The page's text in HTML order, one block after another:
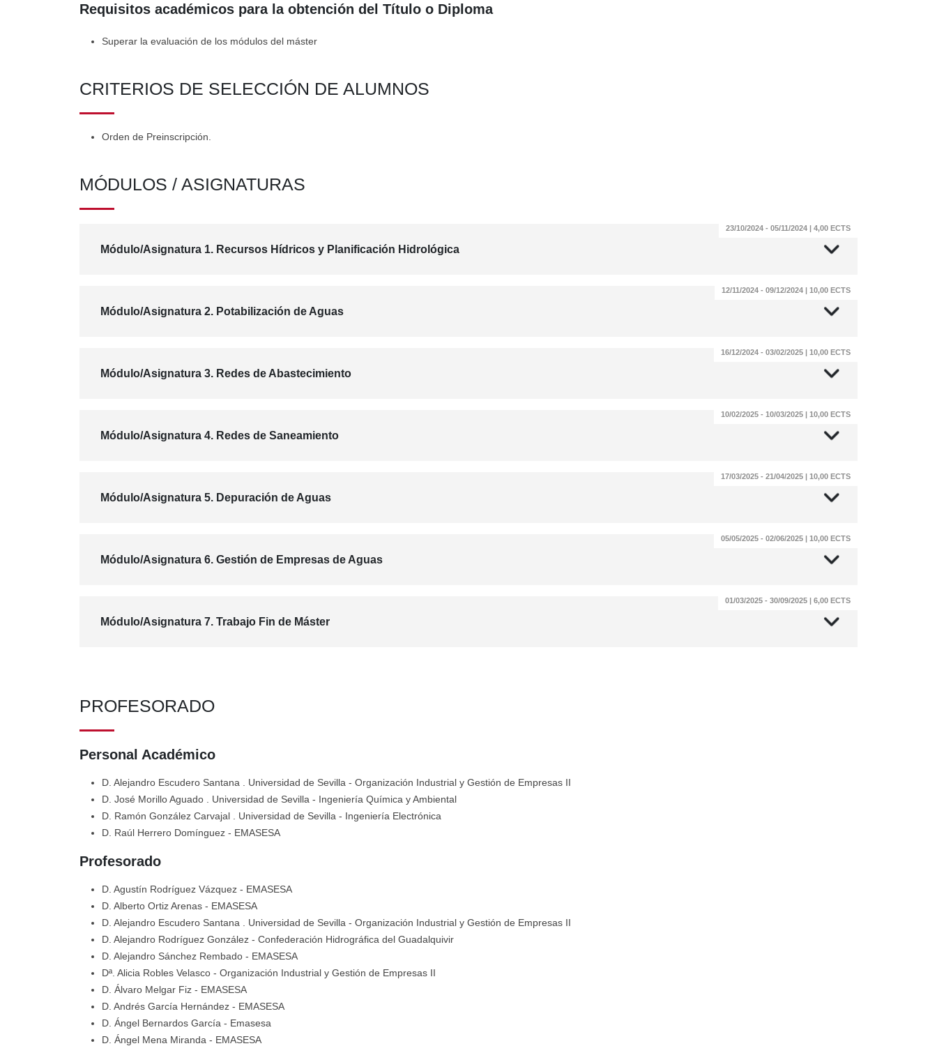
Requisitos académicos para la obtención del Título o Diploma
Superar la evaluación de los módulos del máster
CRITERIOS DE SELECCIÓN DE ALUMNOS
Orden de Preinscripción.
MÓDULOS / ASIGNATURAS
Módulo/Asignatura 1. Recursos Hídricos y Planificación Hidrológica
23/10/2024 - 05/11/2024 | 4,00 ECTS
Módulo/Asignatura 2. Potabilización de Aguas
12/11/2024 - 09/12/2024 | 10,00 ECTS
Módulo/Asignatura 3. Redes de Abastecimiento
16/12/2024 - 03/02/2025 | 10,00 ECTS
Módulo/Asignatura 4. Redes de Saneamiento
10/02/2025 - 10/03/2025 | 10,00 ECTS
Módulo/Asignatura 5. Depuración de Aguas
17/03/2025 - 21/04/2025 | 10,00 ECTS
Módulo/Asignatura 6. Gestión de Empresas de Aguas
05/05/2025 - 02/06/2025 | 10,00 ECTS
Módulo/Asignatura 7. Trabajo Fin de Máster
01/03/2025 - 30/09/2025 | 6,00 ECTS
PROFESORADO
Personal Académico
D. Alejandro Escudero Santana . Universidad de Sevilla - Organización Industrial y Gestión de Empresas II
D. José Morillo Aguado
. Universidad de Sevilla - Ingeniería Química y Ambiental
D. Ramón González Carvajal
. Universidad de Sevilla - Ingeniería Electrónica
D. Raúl Herrero Domínguez - EMASESA
Profesorado
D. Agustín Rodríguez Vázquez - EMASESA
D. Alberto Ortiz Arenas - EMASESA
D. Alejandro Escudero Santana
. Universidad de Sevilla - Organización Industrial y Gestión de Empresas II
D. Alejandro Rodríguez González - Confederación Hidrográfica del Guadalquivir
D. Alejandro Sánchez Rembado - EMASESA
Dª. Alicia Robles Velasco - Organización Industrial y Gestión de Empresas II
D. Álvaro Melgar Fiz - EMASESA
D. Andrés García Hernández - EMASESA
D. Ángel Bernardos García - Emasesa
D. Ángel Mena Miranda - EMASESA